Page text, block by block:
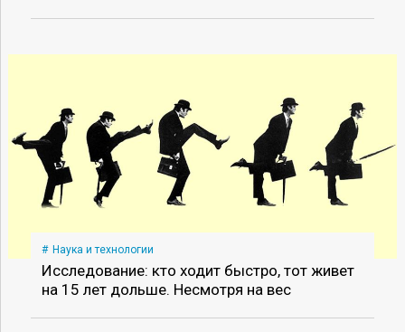
Наука и технологии
Исследование: кто ходит быстро, тот живет
на 15 лет дольше. Несмотря на вес